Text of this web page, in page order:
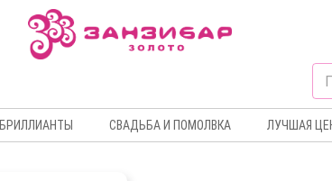
БРИЛЛИАНТЫ СВАДЬБА И ПОМОЛВКА ЛУЧШАЯ